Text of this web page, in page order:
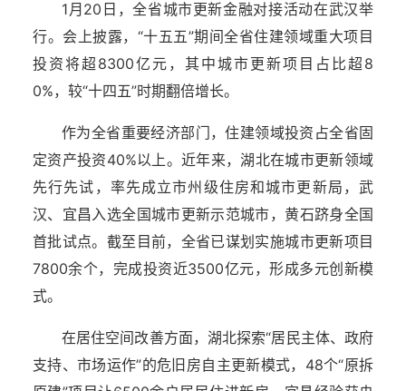
1月20日，全省城市更新金融对接活动在武汉举
行。会上披露，“十五五”期间全省住建领域重大项目
投资将超8300亿元，其中城市更新项目占比超8
0%，较“十四五”时期翻倍增长。
作为全省重要经济部门，住建领域投资占全省固
定资产投资40%以上。近年来，湖北在城市更新领域
先行先试，率先成立市州级住房和城市更新局，武
汉、宜昌入选全国城市更新示范城市，黄石跻身全国
首批试点。截至目前，全省已谋划实施城市更新项目
7800余个，完成投资近3500亿元，形成多元创新模
式。
在居住空间改善方面，湖北探索“居民主体、政府
支持、市场运作”的危旧房自主更新模式，48个“原拆